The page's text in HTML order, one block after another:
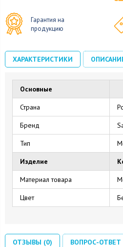
Гарантия на
продукцию
ХАРАКТЕРИСТИКИ
Основные
Страна
Бренд
Тип
Изделие
Материал товара
Цвет
ОТЗЫВЫ (0) ВОПРОС-ОТВЕТ